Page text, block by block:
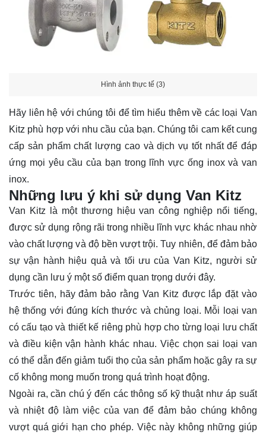
Hình ảnh thực tế (3)
Hãy liên hệ với chúng tôi để tìm hiểu thêm về các loại Van
Kitz phù hợp với nhu cầu của bạn. Chúng tôi cam kết cung
cấp sản phẩm chất lượng cao và dịch vụ tốt nhất để đáp
ứng mọi yêu cầu của bạn trong lĩnh vực ống inox và van
inox.
Những lưu ý khi sử dụng Van Kitz
Van Kitz là một thương hiệu van công nghiệp nổi tiếng,
được sử dụng rộng rãi trong nhiều lĩnh vực khác nhau nhờ
vào chất lượng và độ bền vượt trội. Tuy nhiên, để đảm bảo
sự vận hành hiệu quả và tối ưu của Van Kitz, người sử
dụng cần lưu ý một số điểm quan trọng dưới đây.
Trước tiên, hãy đảm bảo rằng Van Kitz được lắp đặt vào
hệ thống với đúng kích thước và chủng loại. Mỗi loại van
có cấu tạo và thiết kế riêng phù hợp cho từng loại lưu chất
và điều kiện vận hành khác nhau. Việc chọn sai loại van
có thể dẫn đến giảm tuổi thọ của sản phẩm hoặc gây ra sự
cố không mong muốn trong quá trình hoạt động.
Ngoài ra, cần chú ý đến các thông số kỹ thuật như áp suất
và nhiệt độ làm việc của van để đảm bảo chúng không
vượt quá giới hạn cho phép. Việc này không những giúp